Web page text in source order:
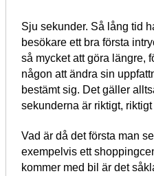
Sju sekunder. Så lång tid
besökare ett bra första
så mycket att göra längre,
någon att ändra sin
bestämt sig. Det gäller
sekunderna är riktigt, riktigt
Vad är då det första man
exempelvis ett
kommer med bil är det